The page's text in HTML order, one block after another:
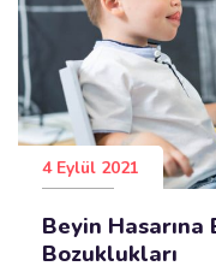
4 Eylül 2021
Beyin Hasarına
Bozuklukları